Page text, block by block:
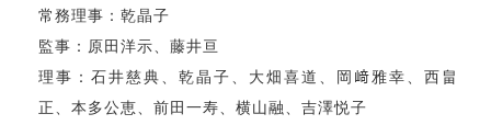
常務理事：乾晶子
監事：原田洋示、藤井亘
理事：石井慈典、乾晶子、大畑喜道、岡﨑雅幸、西畠
正、本多公恵、前田一寿、横山融、吉澤悦子